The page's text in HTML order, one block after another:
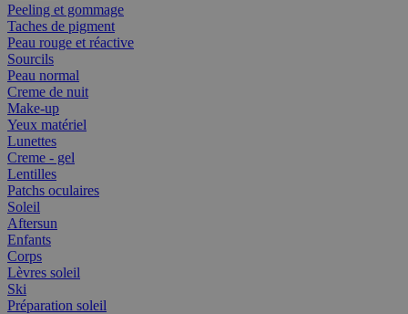
Peeling et gommage
Taches de pigment
Peau rouge et réactive
Sourcils
Peau normal
Creme de nuit
Make-up
Yeux matériel
Lunettes
Creme - gel
Lentilles
Patchs oculaires
Soleil
Aftersun
Enfants
Corps
Lèvres soleil
Ski
Préparation soleil